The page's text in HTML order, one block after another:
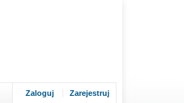
Zaloguj Zarejestruj